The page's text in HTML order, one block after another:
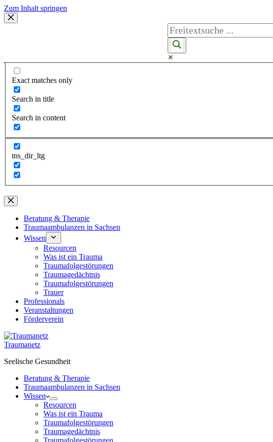
Zum Inhalt springen
Exact matches only
Search in title
Search in content
tns_dir_ltg
Beratung & Therapie
Traumaambulanzen in Sachsen
Wissen
Resourcen
Was ist ein Trauma
Traumafolgestörungen
Traumagedächtnis
Traumafolgestörungen
Trauer
Professionals
Veranstaltungen
Förderverein
Traumanetz
Seelische Gesundheit
Beratung & Therapie
Traumaambulanzen in Sachsen
Wissen
Resourcen
Was ist ein Trauma
Traumafolgestörungen
Traumagedächtnis